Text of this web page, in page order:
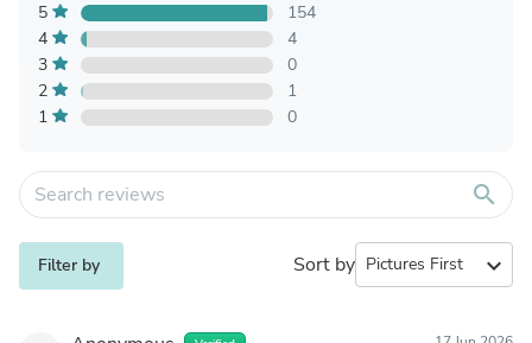
5
154
4
4
3
0
2
1
1
0
search
Filter by Sort by expand_more